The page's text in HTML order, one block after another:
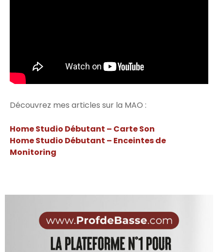
Découvrez mes articles sur la MAO :
Home Studio Débutant – Carte Son
Home Studio Débutant – Enceintes de
Monitoring